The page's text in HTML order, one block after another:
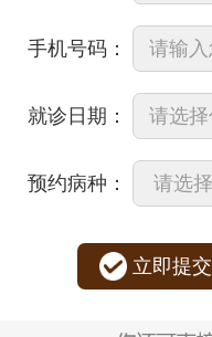
手机号码：
就诊日期：
预约病种：
立即提交